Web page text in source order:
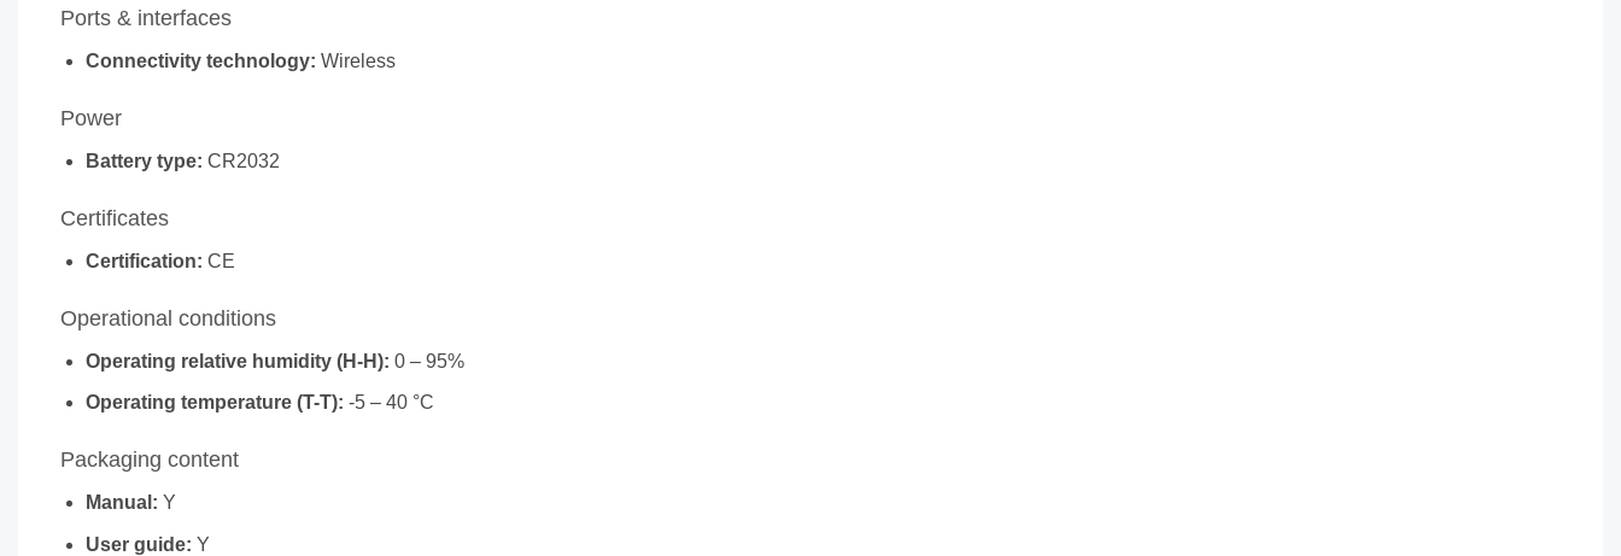
Ports & interfaces
Connectivity technology: Wireless
Power
Battery type: CR2032
Certificates
Certification: CE
Operational conditions
Operating relative humidity (H-H): 0 – 95%
Operating temperature (T-T): -5 – 40 °C
Packaging content
Manual: Y
User guide: Y